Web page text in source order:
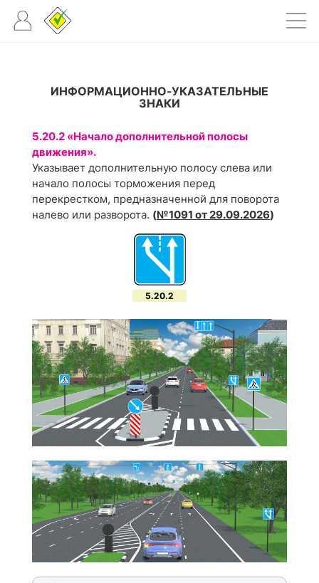
ИНФОРМАЦИОННО-УКАЗАТЕЛЬНЫЕ
ЗНАКИ
5.20.2 «Начало дополнительной полосы
движения».
Указывает дополнительную полосу слева или
начало полосы торможения перед
перекрестком, предназначенной для поворота
налево или разворота. (№1091 от 29.09.2026)
5.20.2